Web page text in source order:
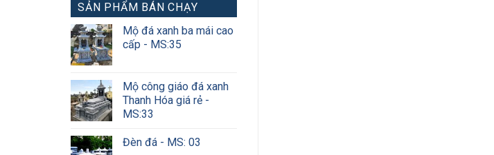
SẢN PHẨM BÁN CHẠY
Mộ đá xanh ba mái cao
cấp - MS:35
Mộ công giáo đá xanh
Thanh Hóa giá rẻ -
MS:33
Đèn đá - MS: 03